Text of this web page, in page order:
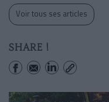
Voir tous ses articles
SHARE !